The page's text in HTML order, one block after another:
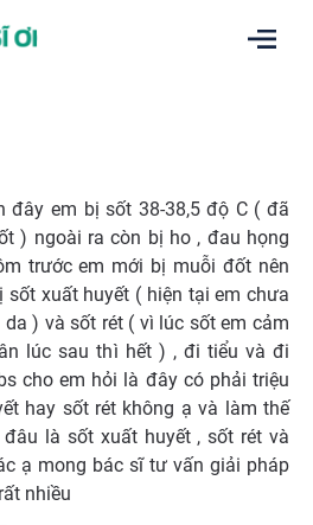
đây em bị sốt 38-38,5 độ C ( đã
) ngoài ra còn bị ho , đau họng
trước em mới bị muỗi đốt nên
sốt xuất huyết ( hiện tại em chưa
) và sốt rét ( vì lúc sốt em cảm
lúc sau thì hết ) , đi tiểu và đi
cho em hỏi là đây có phải triệu
hay sốt rét không ạ và làm thế
là sốt xuất huyết , sốt rét và
ạ mong bác sĩ tư vấn giải pháp
nhiều